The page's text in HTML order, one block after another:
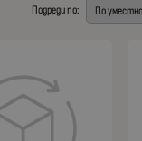
Подреди по: